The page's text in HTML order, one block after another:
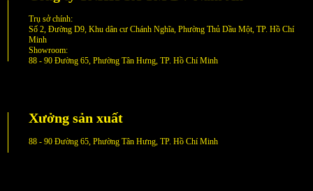
Trụ sở chính:
Số 2, Đường D9, Khu dân cư Chánh Nghĩa, Phường Thủ Dầu Một, TP. Hồ Chí
Minh
Showroom:
88 - 90 Đường 65, Phường Tân Hưng, TP. Hồ Chí Minh
Xưởng sản xuất
88 - 90 Đường 65, Phường Tân Hưng, TP. Hồ Chí Minh